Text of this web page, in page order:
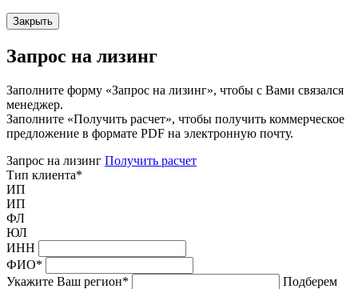
Закрыть
Запрос на лизинг
Заполните форму «Запрос на лизинг», чтобы с Вами связался
менеджер.
Заполните «Получить расчет», чтобы получить коммерческое
предложение в формате PDF на электронную почту.
Запрос на лизинг Получить расчет
Тип клиента*
ИП
ИП
ФЛ
ЮЛ
ИНН
ФИО*
Укажите Ваш регион*
Подберем